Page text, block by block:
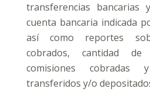
transferencias
cuenta bancaria indicada
así como reportes
cobrados, cantidad de
comisiones
transferidos y/o